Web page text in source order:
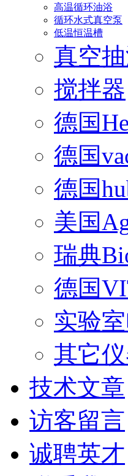
高温循环油浴
循环水式真空泵
低温恒温槽
真空
搅拌器
德国
德国
德国
美国
瑞典
德国
实验
其它
技术文章
访客留言
诚聘英才